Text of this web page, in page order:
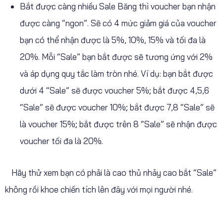
Bắt được càng nhiều Sale Băng thì voucher bạn nhận
được càng “ngon”. Sẽ có 4 mức giảm giá của voucher
bạn có thể nhận được là 5%, 10%, 15% và tối đa là
20%. Mỗi “Sale” bạn bắt được sẽ tương ứng với 2%
và áp dụng quy tắc làm tròn nhé. Ví dụ: bạn bắt được
dưới 4 “Sale” sẽ được voucher 5%; bắt được 4,5,6
“Sale” sẽ được voucher 10%; bắt được 7,8 “Sale” sẽ
là voucher 15%; bắt được trên 8 “Sale” sẽ nhận được
voucher tối đa là 20%.
Hãy thử xem bạn có phải là cao thủ nhảy cao bắt “Sale”
không rồi khoe chiến tích lên đây với mọi người nhé.